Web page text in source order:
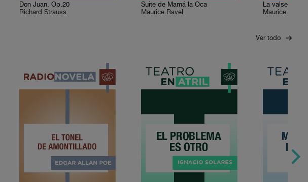
Don Juan, Op.20
Richard Strauss
Suite de Mamá la Oca
Maurice Ravel
La valse
Maurice Ravel
Ver todo